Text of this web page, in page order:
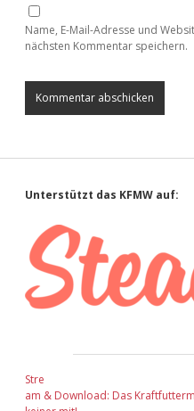
Name, E-Mail-Adresse und
nächsten Kommentar speichern.
Sidebar
Unterstützt das KFMW auf:
Stre
am & Download: Das